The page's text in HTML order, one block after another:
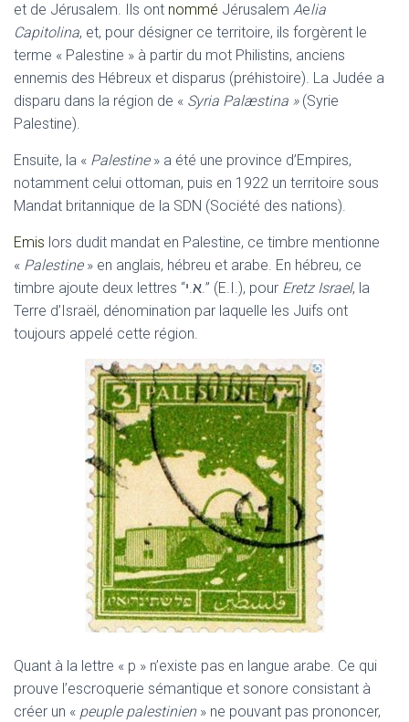
et de Jérusalem. Ils ont nommé Jérusalem Aelia
Capitolina, et, pour désigner ce territoire, ils forgèrent le
terme « Palestine » à partir du mot Philistins, anciens
ennemis des Hébreux et disparus (préhistoire). La Judée a
disparu dans la région de « Syria Palæstina »(Syrie
Palestine).
Ensuite, la « Palestine» a été une province d’Empires,
notamment celui ottoman, puis en 1922 un territoire sous
Mandat britannique de la SDN (Société des nations).
Emis lors dudit mandat en Palestine, ce timbre mentionne
« Palestine» en anglais, hébreu et arabe. En hébreu, ce
timbre ajoute deux lettres “א.י.” (E.I.), pour Eretz Israel, la
Terre d’Israël, dénomination par laquelle les Juifs ont
toujours appelé cette région.
Quant à la lettre « p » n’existe pas en langue arabe. Ce qui
prouve l’escroquerie sémantique et sonore consistant à
créer un « peuple palestinien » ne pouvant pas prononcer,